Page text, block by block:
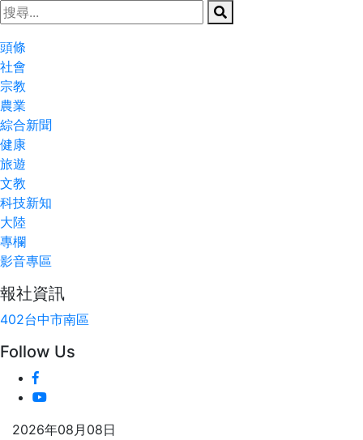
頭條
社會
宗教
農業
綜合新聞
健康
旅遊
文教
科技新知
大陸
專欄
影音專區
報社資訊
402台中市南區
Follow Us
2026年08月08日